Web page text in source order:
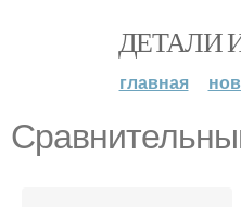
ДЕТАЛИ
главная